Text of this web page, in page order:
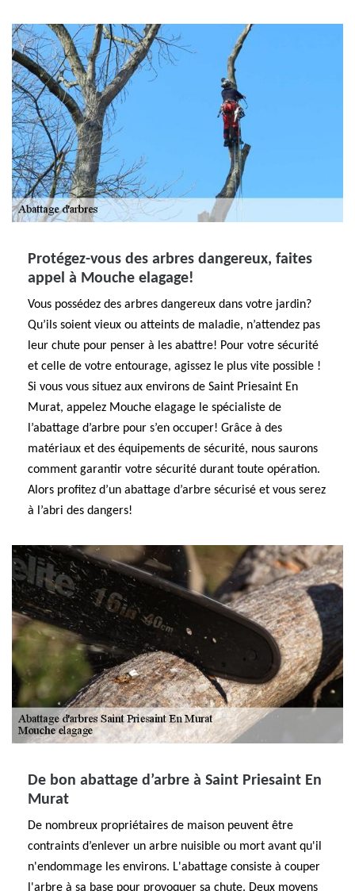
Protégez-vous des arbres dangereux, faites
appel à Mouche elagage!
Vous possédez des arbres dangereux dans votre jardin?
Qu’ils soient vieux ou atteints de maladie, n’attendez pas
leur chute pour penser à les abattre! Pour votre sécurité
et celle de votre entourage, agissez le plus vite possible !
Si vous vous situez aux environs de Saint Priesaint En
Murat, appelez Mouche elagage le spécialiste de
l’abattage d’arbre pour s’en occuper! Grâce à des
matériaux et des équipements de sécurité, nous saurons
comment garantir votre sécurité durant toute opération.
Alors profitez d’un abattage d’arbre sécurisé et vous serez
à l’abri des dangers!
De bon abattage d’arbre à Saint Priesaint En
Murat
De nombreux propriétaires de maison peuvent être
contraints d’enlever un arbre nuisible ou mort avant qu'il
n'endommage les environs. L'abattage consiste à couper
l'arbre à sa base pour provoquer sa chute. Deux moyens